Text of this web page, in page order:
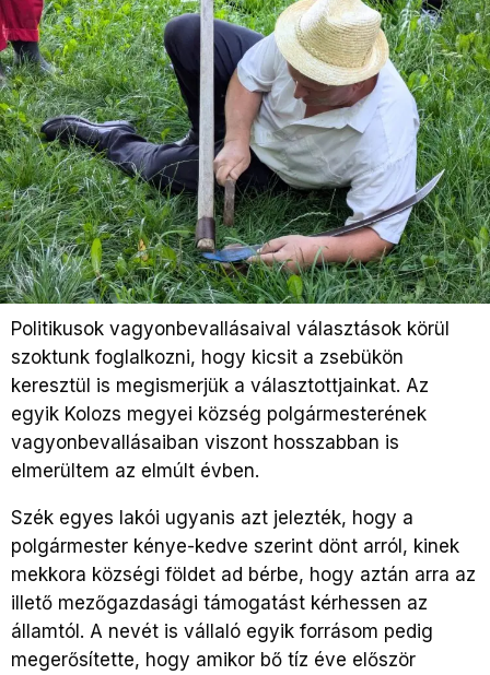
Politikusok vagyonbevallásaival választások körül
szoktunk foglalkozni, hogy kicsit a zsebükön
keresztül is megismerjük a választottjainkat. Az
egyik Kolozs megyei község polgármesterének
vagyonbevallásaiban viszont hosszabban is
elmerültem az elmúlt évben.
Szék egyes lakói ugyanis azt jelezték, hogy a
polgármester kénye-kedve szerint dönt arról, kinek
mekkora községi földet ad bérbe, hogy aztán arra az
illető mezőgazdasági támogatást kérhessen az
államtól. A nevét is vállaló egyik forrásom pedig
megerősítette, hogy amikor bő tíz éve először